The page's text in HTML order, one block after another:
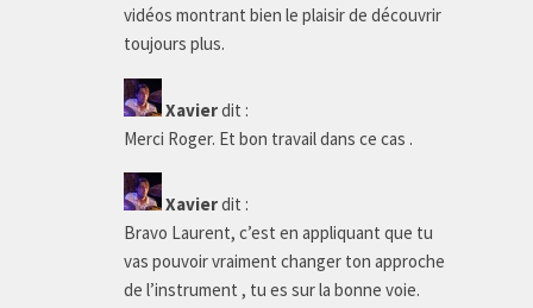
vidéos montrant bien le plaisir de découvrir
toujours plus.
Xavierdit :
Merci Roger. Et bon travail dans ce cas .
Xavierdit :
Bravo Laurent, c’est en appliquant que tu
vas pouvoir vraiment changer ton approche
de l’instrument , tu es sur la bonne voie.